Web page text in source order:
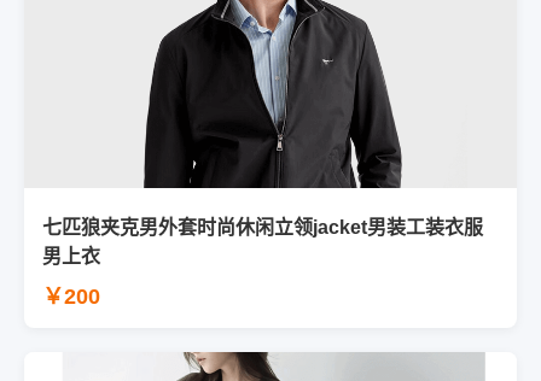
七匹狼夹克男外套时尚休闲立领jacket男装工装衣服
男上衣
￥200